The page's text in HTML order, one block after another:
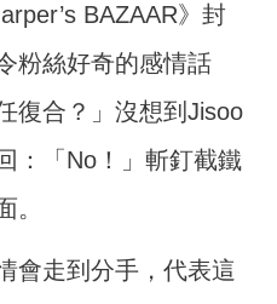
BAZAAR》封
粉絲好奇的感情話
復合？」沒想到Jisoo
：「No！」斬釘截鐵
。
會走到分手，代表這